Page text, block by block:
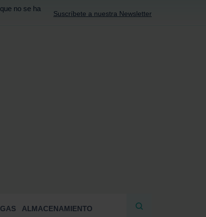
no se ha
Suscríbete a nuestra Newsletter
ALMACENAMIENTO